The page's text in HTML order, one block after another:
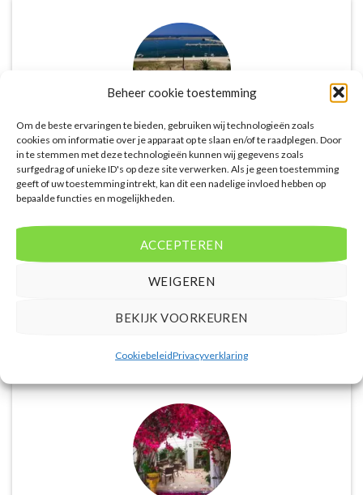
Beheer cookie toestemming
Om de beste ervaringen te bieden, gebruiken wij technologieën zoals
cookies om informatie over je apparaat op te slaan en/of te raadplegen. Door
in te stemmen met deze technologieën kunnen wij gegevens zoals
surfgedrag of unieke ID's op deze site verwerken. Als je geen toestemming
geeft of uw toestemming intrekt, kan dit een nadelige invloed hebben op
bepaalde functies en mogelijkheden.
ACCEPTEREN
WEIGEREN
BEKIJK VOORKEUREN
CookiebeleidPrivacyverklaring
De website biedt een groot aanbod van lastminute
deals naar diverse populaire
vakantiebestemmingen. Met handige filters kun je
continu vergeleken met andere aanbieders. Je hebt
hebt.
Puck Snoeren/Amsterdam